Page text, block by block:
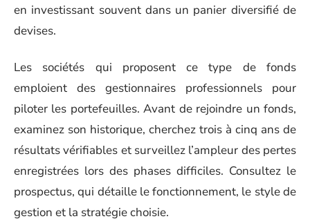
en investissant souvent dans un panier diversifié de
devises.
Les sociétés qui proposent ce type de fonds
emploient des gestionnaires professionnels pour
piloter les portefeuilles. Avant de rejoindre un fonds,
examinez son historique, cherchez trois à cinq ans de
résultats vérifiables et surveillez l’ampleur des pertes
enregistrées lors des phases difficiles. Consultez le
prospectus, qui détaille le fonctionnement, le style de
gestion et la stratégie choisie.